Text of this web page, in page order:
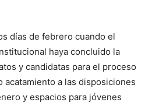
días de febrero cuando el
haya concluido la
y candidatas para el proceso
acatamiento a las disposiciones
y espacios para jóvenes